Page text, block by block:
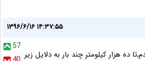
۱۳۹۶/۶/۱۶ ۱۴:۳۷:۵۵
57
خریدم,تا ده هزار کیلومتر چند بار به دلایل زیر